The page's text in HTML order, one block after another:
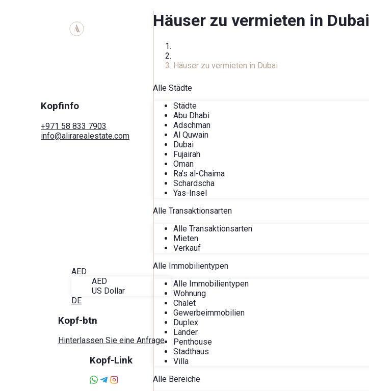
Kopfinfo
+971 58 833 7903
info@alirarealestate.com
AED
AED
US Dollar
DE
Kopf-btn
Hinterlassen Sie eine Anfrage
Kopf-Link
Häuser zu vermieten in Dubai
Häuser zu vermieten in Dubai
Alle Städte
Städte
Abu Dhabi
Adschman
Al Quwain
Dubai
Fujairah
Oman
Ra’s al-Chaima
Schardscha
Yas-Insel
Alle Transaktionsarten
Alle Transaktionsarten
Mieten
Verkauf
Alle Immobilientypen
Alle Immobilientypen
Wohnung
Chalet
Gewerbeimmobilien
Duplex
Länder
Penthouse
Stadthaus
Villa
Alle Bereiche